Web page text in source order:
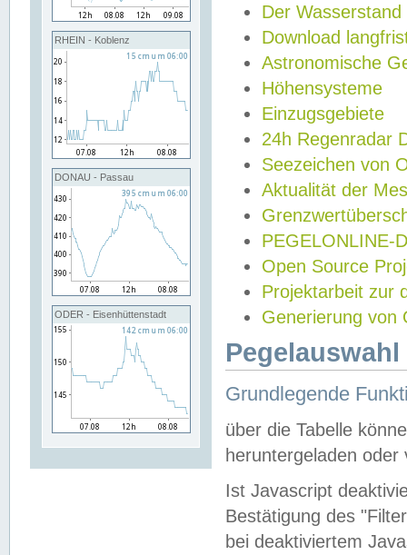
RHEIN - Koblenz
DONAU - Passau
ODER - Eisenhüttenstadt
Der Wasserstand
Download
Astronomische
Höhensysteme
Einzugsgebiete
24h Regenradar
Seezeichen von
Aktualität der
PEGELONLINE-
Open Source
Projektarbeit zur
Generierung von
Grundlegende
über die Tabelle
heruntergeladen oder
Ist Javascript
Bestätigung des
bei deaktiviertem